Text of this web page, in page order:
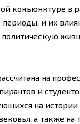
конъюнктуре в
и их
на
и
на
а также на